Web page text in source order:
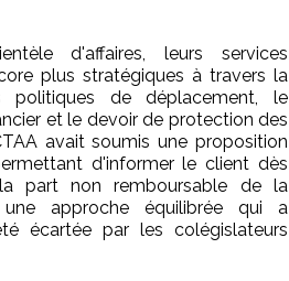
d'affaires, leurs services
plus stratégiques à travers la
politiques de déplacement, le
et le devoir de protection des
avait soumis une proposition
d'informer le client dès
part non remboursable de la
une approche équilibrée qui a
écartée par les colégislateurs